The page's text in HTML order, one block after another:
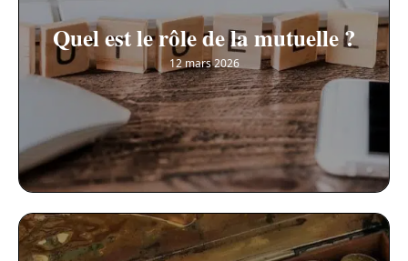
Quel est le rôle de la mutuelle ?
12 mars 2026